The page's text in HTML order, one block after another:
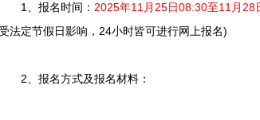
1、报名时间： 2025年11月25日08:30至11月28
法定节假日影响，24小时皆可进行网上报名)
2、报名方式及报名材料：